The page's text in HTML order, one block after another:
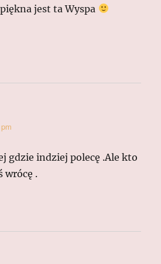
jest ta Wyspa
gdzie indziej polecę .Ale kto
wrócę .